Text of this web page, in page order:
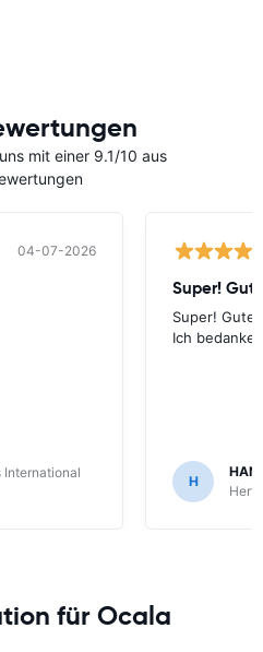
mit einer 9.1/10 aus
04-07-2026
International
Super!
Ich bedanke
H
für Ocala